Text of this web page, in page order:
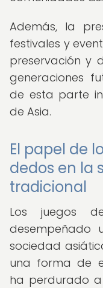
Además, la
festivales y
preservación y
generaciones
de esta parte
de Asia.
El papel de
dedos en la
tradicional
Los juegos
desempeñado
sociedad
una forma de
ha perdurado